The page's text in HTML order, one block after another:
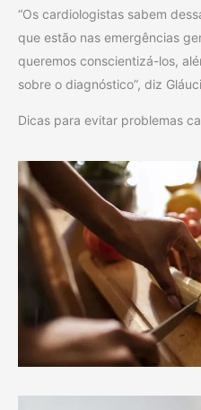
“Os cardiologistas sabem
que estão nas emergências
queremos conscientizá-los,
sobre o diagnóstico”, diz
Dicas para evitar problemas